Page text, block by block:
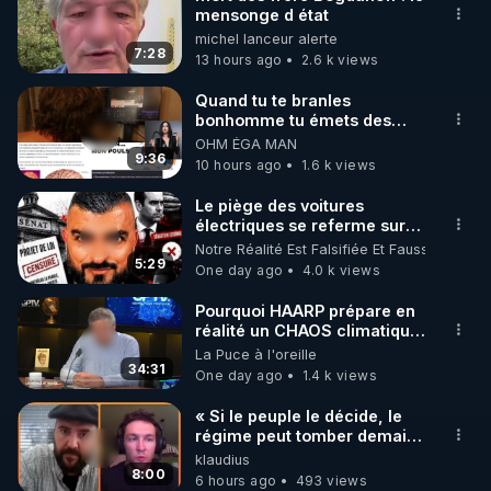
🌱 INSTAGRAM
https://www.instagram.com/rdlr_thierrycasasnovas/
http://rgnr.li/instagram
🌱 LA NEWSLETTER
Pour ne pas rater l’actualité RGNR (stages,
http://rgnr.li/news
🌱 VIDÉOS NON CENSURÉES SUR ODYSEE
Toutes les vidéos Youtube sont aussi sur la
http://rgnr.li/odysee
🌱 LES STAGES EN PRÉSENTIEL
http://rgnr.li/stages
7:28
mensonge d état
michel lanceur alerte
13 hours ago
2.6 k views
9:36
Quand tu te branles
bonhomme tu émets des
ondes ils ont juste omis de
t'expliquer
OHM ÉGA MAN
10 hours ago
1.6 k views
5:29
Le piège des voitures
électriques se referme sur
les usagers !
Notre Réalité Est Falsifiée Et Fausse
One day ago
4.0 k views
34:31
Pourquoi HAARP prépare en
réalité un CHAOS climatique,
on répond
La Puce à l'oreille
One day ago
1.4 k views
8:00
« Si le peuple le décide, le
régime peut tomber demain !
»
klaudius
6 hours ago
493 views